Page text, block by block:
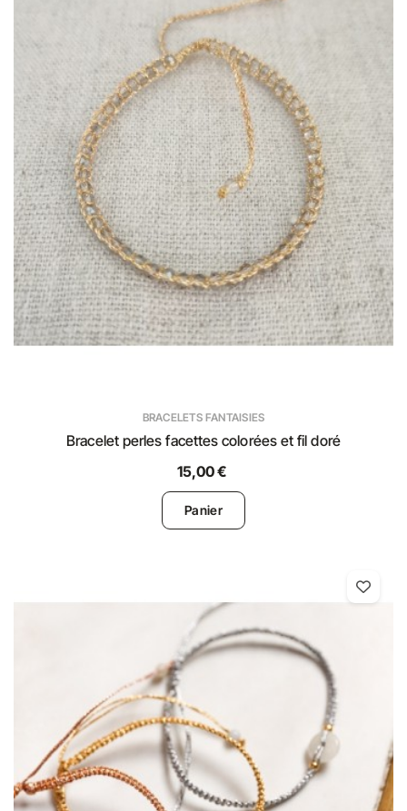
BRACELETS FANTAISIES
Bracelet perles facettes colorées et fil doré
15,00 €
Panier